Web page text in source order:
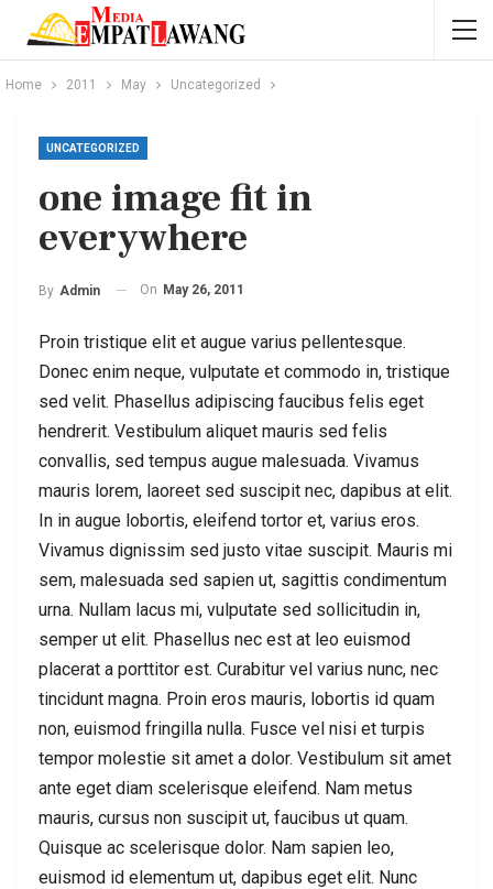
Home 2011 May Uncategorized
UNCATEGORIZED
one image fit in
everywhere
By Admin On May 26, 2011
Proin tristique elit et augue varius pellentesque.
Donec enim neque, vulputate et commodo in, tristique
sed velit. Phasellus adipiscing faucibus felis eget
hendrerit. Vestibulum aliquet mauris sed felis
convallis, sed tempus augue malesuada. Vivamus
mauris lorem, laoreet sed suscipit nec, dapibus at elit.
In in augue lobortis, eleifend tortor et, varius eros.
Vivamus dignissim sed justo vitae suscipit. Mauris mi
sem, malesuada sed sapien ut, sagittis condimentum
urna. Nullam lacus mi, vulputate sed sollicitudin in,
semper ut elit. Phasellus nec est at leo euismod
placerat a porttitor est. Curabitur vel varius nunc, nec
tincidunt magna. Proin eros mauris, lobortis id quam
non, euismod fringilla nulla. Fusce vel nisi et turpis
tempor molestie sit amet a dolor. Vestibulum sit amet
ante eget diam scelerisque eleifend. Nam metus
mauris, cursus non suscipit ut, faucibus ut quam.
Quisque ac scelerisque dolor. Nam sapien leo,
euismod id elementum ut, dapibus eget elit. Nunc